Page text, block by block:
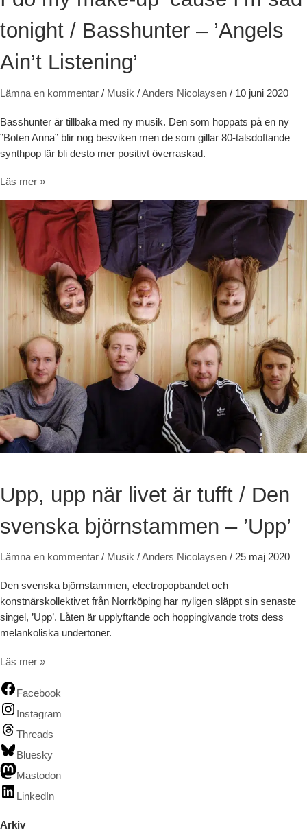
tonight / Basshunter – ’Angels
Ain’t Listening’
Lämna en kommentar / Musik /Anders Nicolaysen / 10 juni 2020
Basshunter är tillbaka med ny musik. Den som hoppats på en ny
”Boten Anna” blir nog besviken men de som gillar 80-talsdoftande
synthpop lär bli desto mer positivt överraskad.
I do my make-up ’cause I’m sad tonight / Basshunter – ’Angels Ain’t
Läs mer »
Upp, upp när livet är tufft / Den
svenska björnstammen – ’Upp’
Lämna en kommentar / Musik /Anders Nicolaysen / 25 maj 2020
Den svenska björnstammen, electropopbandet och
konstnärskollektivet från Norrköping har nyligen släppt sin senaste
singel, ’Upp’. Låten är upplyftande och hoppingivande trots dess
melankoliska undertoner.
Upp, upp när livet är tufft / Den svenska björnstammen – ’Upp’
Läs mer »
Facebook
Instagram
Threads
Bluesky
Mastodon
LinkedIn
Arkiv